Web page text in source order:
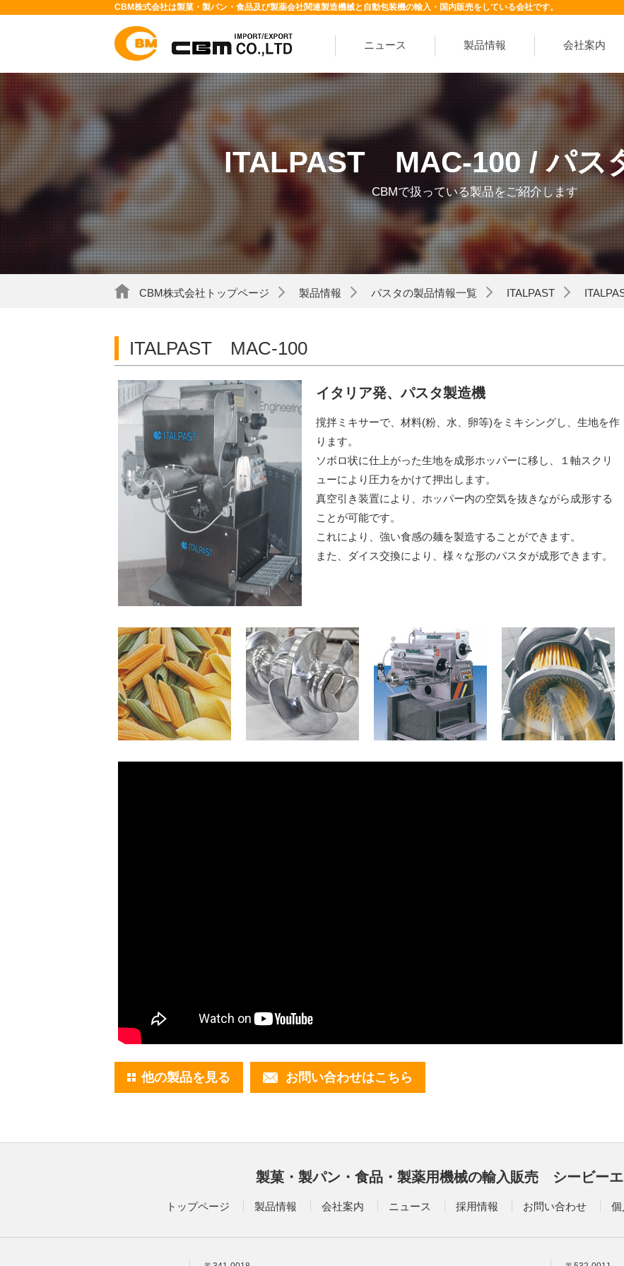
CBM株式会社は製菓・製パン・食品及び製薬会社関連製造機械と自動包装機の輸入・国内販売をしている会社です。
ニュース 製品情報 会社案内
ITALPAST MAC-100 / パス
CBMで扱っている製品をご紹介します
CBM株式会社トップページ 製品情報 パスタの製品情報一覧 ITALPAST
ITALPAST MAC-100
イタリア発、パスタ製造機
撹拌ミキサーで、材料(粉、水、卵等)をミキシングし、生地を作
ります。
ソボロ状に仕上がった生地を成形ホッパーに移し、１軸スクリ
ューにより圧力をかけて押出します。
真空引き装置により、ホッパー内の空気を抜きながら成形する
ことが可能です。
これにより、強い食感の麺を製造することができます。
また、ダイス交換により、様々な形のパスタが成形できます。
他の製品を見る お問い合わせはこちら
製菓・製パン・食品・製薬用機械の輸入販売 シービー
トップページ 製品情報 会社案内 ニュース 採用情報 お問い合わせ 個